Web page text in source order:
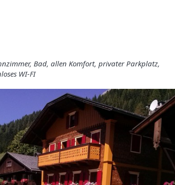
Bad, allen Komfort, privater Parkplatz,
WI-FI